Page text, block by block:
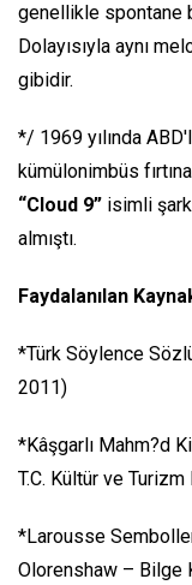
genellikle spontane
Dolayısıyla aynı
gibidir.
*/ 1969 yılında
kümülonimbüs
“Cloud 9” isimli
almıştı.
Faydalanılan
*Türk Söylence
2011)
*Kâşgarlı Mahm?d
T.C. Kültür ve Turizm
*Larousse
Olorenshaw – Bilge